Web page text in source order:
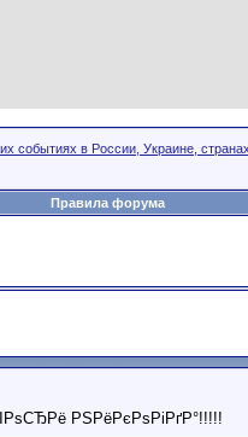
событиях в России, Украине,
Правила форума
РЅРёРєРѕРіРґР°!!!!!